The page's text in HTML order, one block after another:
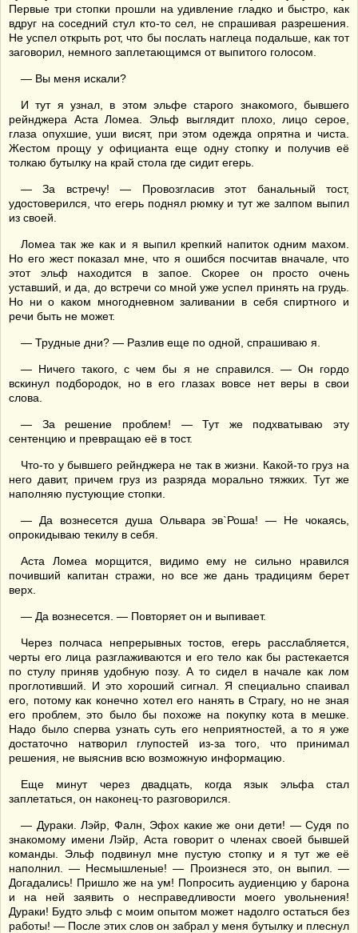
Первые три стопки прошли на удивление гладко и быстро, как
вдруг на соседний стул кто-то сел, не спрашивая разрешения.
Не успел открыть рот, что бы послать наглеца подальше, как тот
заговорил, немного заплетающимся от выпитого голосом.
— Вы меня искали?
И тут я узнал, в этом эльфе старого знакомого, бывшего
рейнджера Аста Ломеа. Эльф выглядит плохо, лицо серое,
глаза опухшие, уши висят, при этом одежда опрятна и чиста.
Жестом прощу у официанта еще одну стопку и получив её
толкаю бутылку на край стола где сидит егерь.
— За встречу! — Провозгласив этот банальный тост,
удостоверился, что егерь поднял рюмку и тут же залпом выпил
из своей.
Ломеа так же как и я выпил крепкий напиток одним махом.
Но его жест показал мне, что я ошибся посчитав вначале, что
этот эльф находится в запое. Скорее он просто очень
уставший, и да, до встречи со мной уже успел принять на грудь.
Но ни о каком многодневном заливании в себя спиртного и
речи быть не может.
— Трудные дни? — Разлив еще по одной, спрашиваю я.
— Ничего такого, с чем бы я не справился. — Он гордо
вскинул подбородок, но в его глазах вовсе нет веры в свои
слова.
— За решение проблем! — Тут же подхватываю эту
сентенцию и превращаю её в тост.
Что-то у бывшего рейнджера не так в жизни. Какой-то груз на
него давит, причем груз из разряда морально тяжких. Тут же
наполняю пустующие стопки.
— Да вознесется душа Ольвара эв`Роша! — Не чокаясь,
опрокидываю текилу в себя.
Аста Ломеа морщится, видимо ему не сильно нравился
почивший капитан стражи, но все же дань традициям берет
верх.
— Да вознесется. — Повторяет он и выпивает.
Через полчаса непрерывных тостов, егерь расслабляется,
черты его лица разглаживаются и его тело как бы растекается
по стулу приняв удобную позу. А то сидел в начале как лом
проглотивший. И это хороший сигнал. Я специально спаивал
его, потому как конечно хотел его нанять в Страгу, но не зная
его проблем, это было бы похоже на покупку кота в мешке.
Надо было сперва узнать суть его неприятностей, а то я уже
достаточно натворил глупостей из-за того, что принимал
решения, не выяснив всю возможную информацию.
Еще минут через двадцать, когда язык эльфа стал
заплетаться, он наконец-то разговорился.
— Дураки. Лэйр, Фалн, Эфох какие же они дети! — Судя по
знакомому имени Лэйр, Аста говорит о членах своей бывшей
команды. Эльф подвинул мне пустую стопку и я тут же её
наполнил. — Несмышленые! — Произнеся это, он выпил. —
Догадались! Пришло же на ум! Попросить аудиенцию у барона
и на ней заявить о несправедливости моего увольнения!
Дураки! Будто эльф с моим опытом может надолго остаться без
работы! — После этих слов он забрал у меня бутылку и плеснул